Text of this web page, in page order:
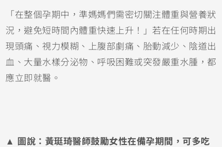
「在整個孕期中，準媽媽們需密切關注體重與營養狀
況，避免短時間內體重快速上升！」若在任何時期出
現頭痛、視力模糊、上腹部劇痛、胎動減少、陰道出
血、大量水樣分泌物、呼吸困難或突發嚴重水腫，都
應立即就醫。
▲
圖說：黃珽琦醫師鼓勵女性在備孕期間，可多吃